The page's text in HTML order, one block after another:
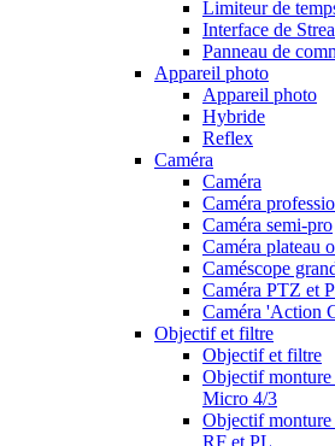
Limiteur de
Interface de
Panneau de
Appareil photo
Appareil photo
Hybride
Reflex
Caméra
Caméra
Caméra
Caméra semi-pro
Caméra plateau
Caméscope
Caméra PTZ et
Caméra 'Action
Objectif et filtre
Objectif et filtre
Objectif
Micro 4/3
Objectif
RF et PL